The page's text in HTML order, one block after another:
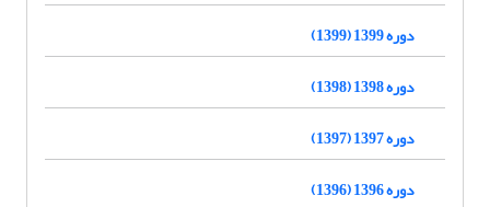
دوره 1399 (1399)
دوره 1398 (1398)
دوره 1397 (1397)
دوره 1396 (1396)